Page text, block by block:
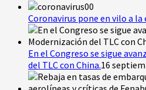
Coronavirus pone en vilo a la
En el Congreso se sigue
del TLC con China.16